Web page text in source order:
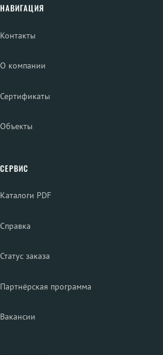
НАВИГАЦИЯ
Контакты
О компании
Сертификаты
Объекты
СЕРВИС
Каталоги PDF
Справка
Статус заказа
Партнёрская программа
Вакансии